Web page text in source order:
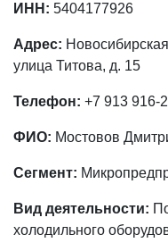
ИНН: 5404177926
Адрес:
улица Титова, д. 15
Телефон: +7 913 916-
ФИО: Мостовов
Сегмент:
Вид деятельности:
холодильного